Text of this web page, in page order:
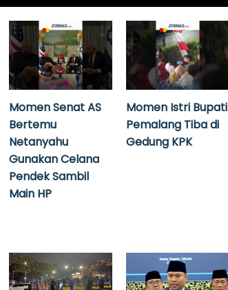
Momen Senat AS
Bertemu
Netanyahu
Gunakan Celana
Pendek Sambil
Main HP
Momen Istri Bupati
Pemalang Tiba di
Gedung KPK